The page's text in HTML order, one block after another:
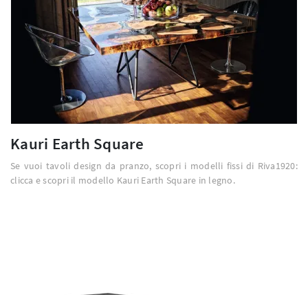
Kauri Earth Square
Se vuoi tavoli design da pranzo, scopri i modelli fissi di Riva1920:
clicca e scopri il modello Kauri Earth Square in legno.